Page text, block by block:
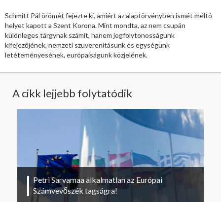
Schmitt Pál örömét fejezte ki, amiért az alaptörvényben ismét méltó
helyet kapott a Szent Korona. Mint mondta, az nem csupán
különleges tárgynak számít, hanem jogfolytonosságunk
kifejezőjének, nemzeti szuverenitásunk és egységünk
letéteményesének, európaiságunk közjelének.
A cikk lejjebb folytatódik
Petri Sarvamaa alkalmatlan az Európai
Számvevőszék tagságra!